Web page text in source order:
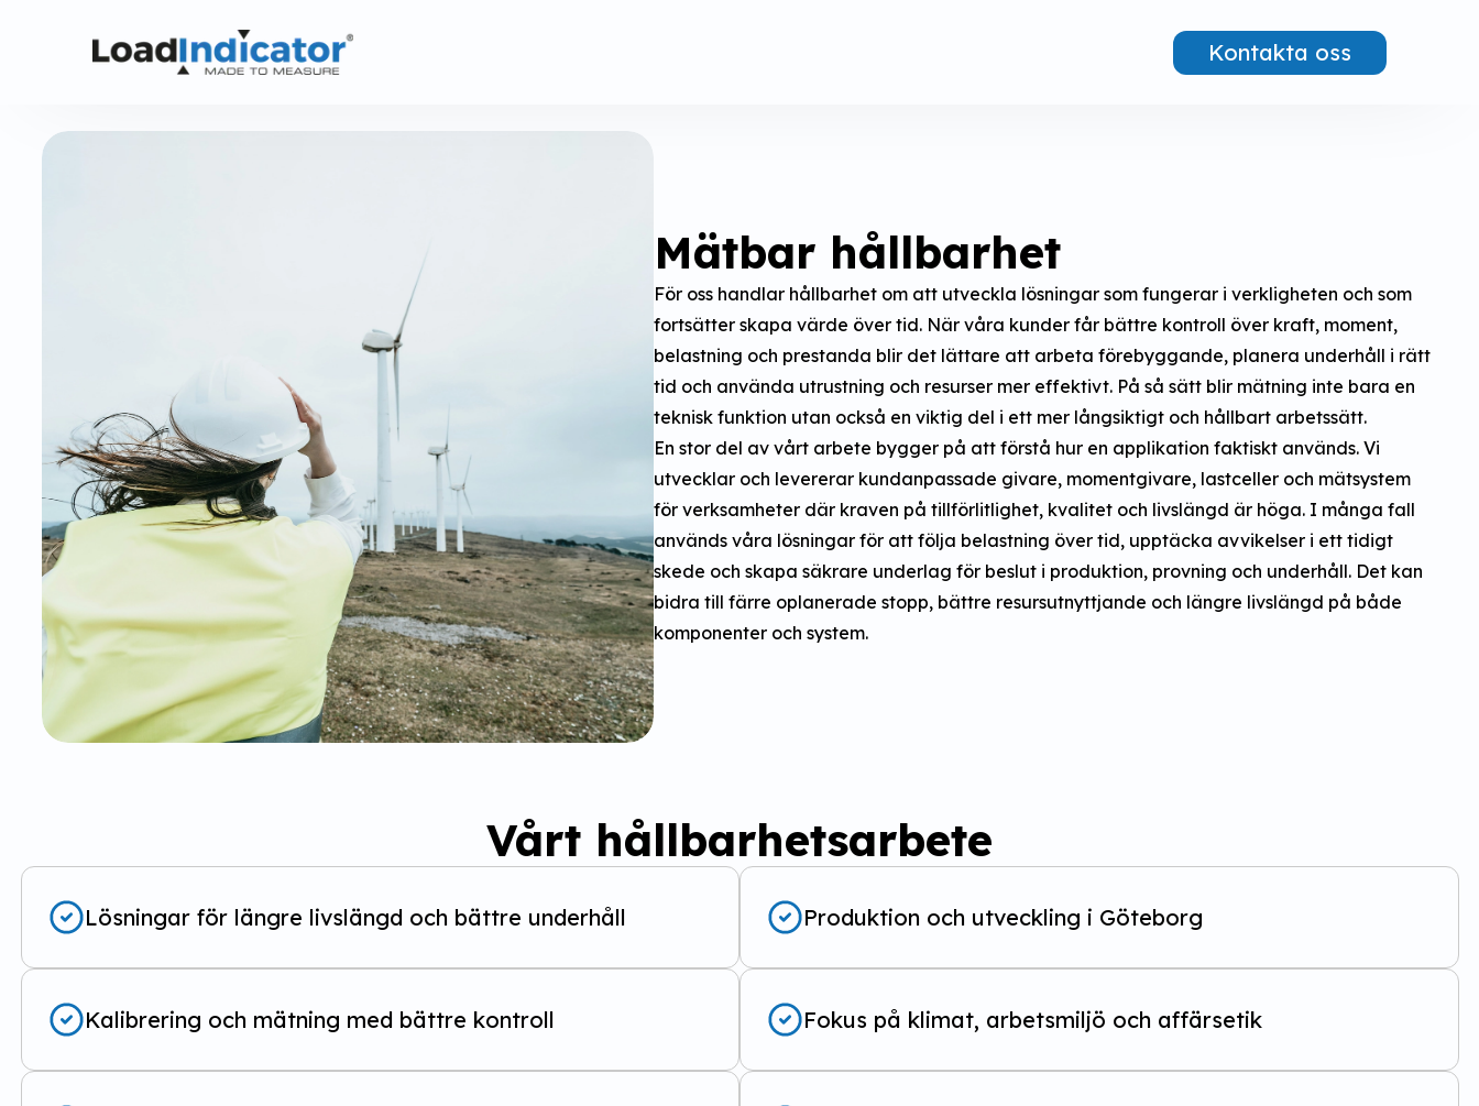
Kontakta oss
Mätbar hållbarhet
För oss handlar hållbarhet om att utveckla lösningar som fungerar i verkligheten och som
fortsätter skapa värde över tid. När våra kunder får bättre kontroll över kraft, moment,
belastning och prestanda blir det lättare att arbeta förebyggande, planera underhåll i rätt
tid och använda utrustning och resurser mer effektivt. På så sätt blir mätning inte bara en
teknisk funktion utan också en viktig del i ett mer långsiktigt och hållbart arbetssätt.
En stor del av vårt arbete bygger på att förstå hur en applikation faktiskt används. Vi
utvecklar och levererar kundanpassade givare, momentgivare, lastceller och mätsystem
för verksamheter där kraven på tillförlitlighet, kvalitet och livslängd är höga. I många fall
används våra lösningar för att följa belastning över tid, upptäcka avvikelser i ett tidigt
skede och skapa säkrare underlag för beslut i produktion, provning och underhåll. Det kan
bidra till färre oplanerade stopp, bättre resursutnyttjande och längre livslängd på både
komponenter och system.
Vårt hållbarhetsarbete
Lösningar för längre livslängd och bättre underhåll Produktion och utveckling i Göteborg
Kalibrering och mätning med bättre kontroll Fokus på klimat, arbetsmiljö och affärsetik